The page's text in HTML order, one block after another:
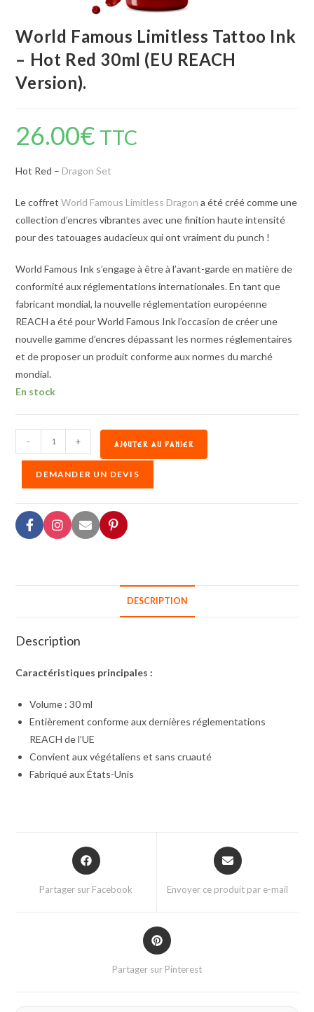
World Famous Limitless Tattoo Ink
– Hot Red 30ml (EU REACH
Version).
26.00€ TTC
Hot Red – Dragon Set
Le coffretWorld Famous Limitless Dragon a été créé comme une
collection d’encres vibrantes avec une finition haute intensité
pour des tatouages ​​audacieux qui ont vraiment du punch !
World Famous Ink s’engage à être à l’avant-garde en matière de
conformité aux réglementations internationales. En tant que
fabricant mondial, la nouvelle réglementation européenne
REACH a été pour World Famous Ink l’occasion de créer une
nouvelle gamme d’encres dépassant les normes réglementaires
et de proposer un produit conforme aux normes du marché
mondial.
En stock
- + AJOUTER AU PANIER
DEMANDER UN DEVIS
DESCRIPTION
Description
Caractéristiques principales :
Volume : 30 ml
Entièrement conforme aux dernières réglementations
REACH de l’UE
Convient aux végétaliens et sans cruauté
Fabriqué aux États-Unis
Partager sur Facebook Envoyer ce produit par e-mail
Partager sur Pinterest